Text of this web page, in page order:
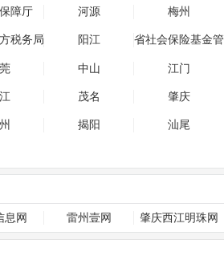
障厅 河源 梅州
税务局 阳江 省社会保险基金管
理局
中山 江门
茂名 肇庆
揭阳 汕尾
息网 雷州壹网 肇庆西江明珠网